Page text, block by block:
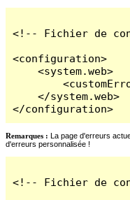
<!-- Fichier de
<configuration>
    <system.web>
    </system.web>
</configuration>
Remarques : La page d'erreurs
d'erreurs personnalisée !
<!-- Fichier de